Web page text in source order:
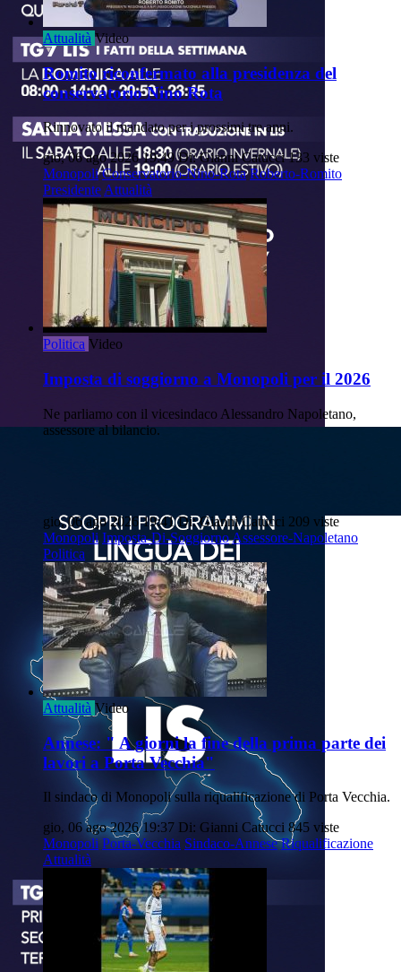
Attualità Video
Romito riconfermato alla presidenza del
conservatorio Nino Rota
Rinnovato il mandato per i prossimi tre anni.
gio, 06 ago 2026 19:49 Di: Gianni Catucci 133 viste
Monopoli Conservatorio-Nino-Rota Roberto-Romito
PresidenteAttualità
Politica Video
Imposta di soggiorno a Monopoli per il 2026
Ne parliamo con il vicesindaco Alessandro Napoletano,
assessore al bilancio.
gio, 06 ago 2026 19:41 Di: Gianni Catucci 209 viste
Monopoli Imposta-Di-SoggiornoAssessore-Napoletano
Politica
Attualità Video
Annese: " A giorni la fine della prima parte dei
lavori a Porta Vecchia"
Il sindaco di Monopoli sulla riqualificazione di Porta Vecchia.
gio, 06 ago 2026 19:37 Di: Gianni Catucci 845 viste
Monopoli Porta-Vecchia Sindaco-Annese Riqualificazione
Attualità